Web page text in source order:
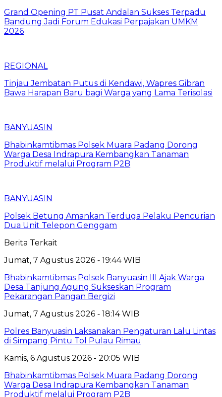
Grand Opening PT Pusat Andalan Sukses Terpadu
Bandung Jadi Forum Edukasi Perpajakan UMKM
2026
REGIONAL
Tinjau Jembatan Putus di Kendawi, Wapres Gibran
Bawa Harapan Baru bagi Warga yang Lama Terisolasi
BANYUASIN
Bhabinkamtibmas Polsek Muara Padang Dorong
Warga Desa Indrapura Kembangkan Tanaman
Produktif melalui Program P2B
BANYUASIN
Polsek Betung Amankan Terduga Pelaku Pencurian
Dua Unit Telepon Genggam
Berita Terkait
Jumat, 7 Agustus 2026 - 19:44 WIB
Bhabinkamtibmas Polsek Banyuasin III Ajak Warga
Desa Tanjung Agung Sukseskan Program
Pekarangan Pangan Bergizi
Jumat, 7 Agustus 2026 - 18:14 WIB
Polres Banyuasin Laksanakan Pengaturan Lalu Lintas
di Simpang Pintu Tol Pulau Rimau
Kamis, 6 Agustus 2026 - 20:05 WIB
Bhabinkamtibmas Polsek Muara Padang Dorong
Warga Desa Indrapura Kembangkan Tanaman
Produktif melalui Program P2B